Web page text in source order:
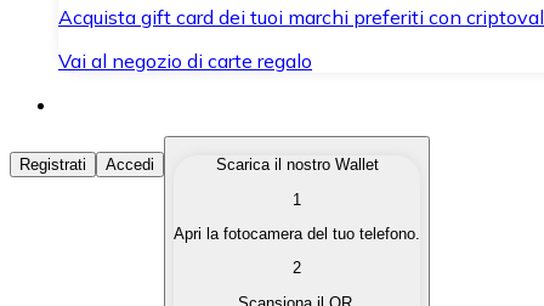
Acquista gift card dei tuoi marchi preferiti con
Vai al negozio di carte regalo
Acquista Criptovalute
Acquista le criptovalute che ti interessano in modo
Converti le tue criptovalute in valuta fiat quando ne hai
Registrati Accedi
Scarica il nostro Wallet
1
Apri la fotocamera del tuo telefono.
2